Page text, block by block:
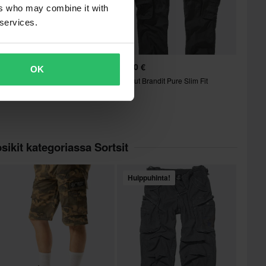
who may combine it with
OK 59,90 €
Housut Brandit Pure Slim Fit
kategoriassa Sortsit
Huippuhinta!